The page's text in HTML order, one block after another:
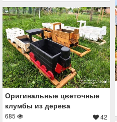
Оригинальные цветочные
клумбы из дерева
685 42